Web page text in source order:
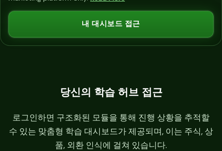
t
+
1
내 대시보드 접근
당신의 학습 허브 접근
로그인하면 구조화된 모듈을 통해 진행 상황을 추적할
수 있는 맞춤형 학습 대시보드가 제공되며, 이는 주식, 상
품, 외환 인식에 걸쳐 있습니다.